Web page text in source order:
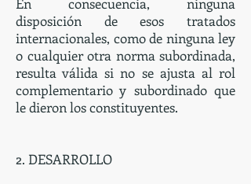
disposición de esos tratados
internacionales, como de ninguna ley
o cualquier otra norma subordinada,
resulta válida si no se ajusta al rol
complementario y subordinado que
le dieron los constituyentes.
2. DESARROLLO